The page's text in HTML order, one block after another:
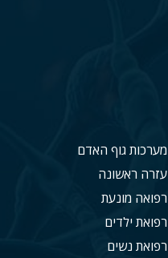
מערכות גוף האדם
עזרה ראשונה
רפואה מונעת
רפואת ילדים
רפואת נשים